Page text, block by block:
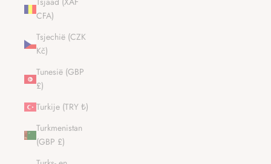
CFA)
Tsjechië (CZK
Kč)
Tunesië (GBP
£)
Turkije (TRY ₺)
Turkmenistan
(GBP £)